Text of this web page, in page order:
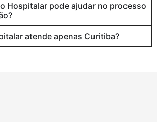
Hospitalar pode ajudar no processo
atende apenas Curitiba?